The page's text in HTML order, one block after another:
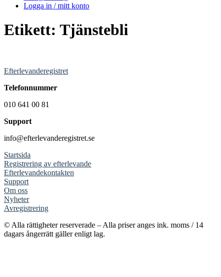
Logga in / mitt konto
Etikett: Tjänstebli
Efterlevanderegistret
Telefonnummer
010 641 00 81
Support
info@efterlevanderegistret.se
Startsida
Registrering av efterlevande
Efterlevandekontakten
Support
Om oss
Nyheter
Avregistrering
© Alla rättigheter reserverade – Alla priser anges ink. moms / 14
dagars ångerrätt gäller enligt lag.